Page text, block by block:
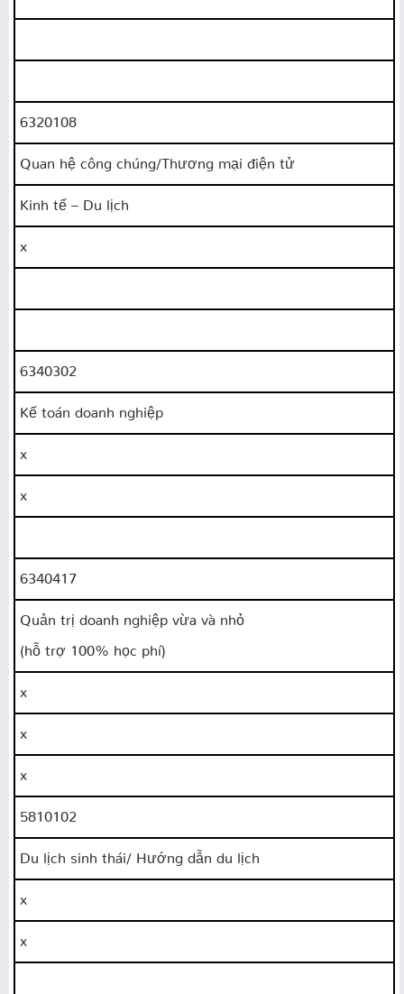
6320108
Quan hệ công chúng/Thương mại điện tử
Kinh tế – Du lịch
x
6340302
Kế toán doanh nghiệp
x
x
6340417
Quản trị doanh nghiệp vừa và nhỏ
(hỗ trợ 100% học phí)
x
x
x
5810102
Du lịch sinh thái/ Hướng dẫn du lịch
x
x